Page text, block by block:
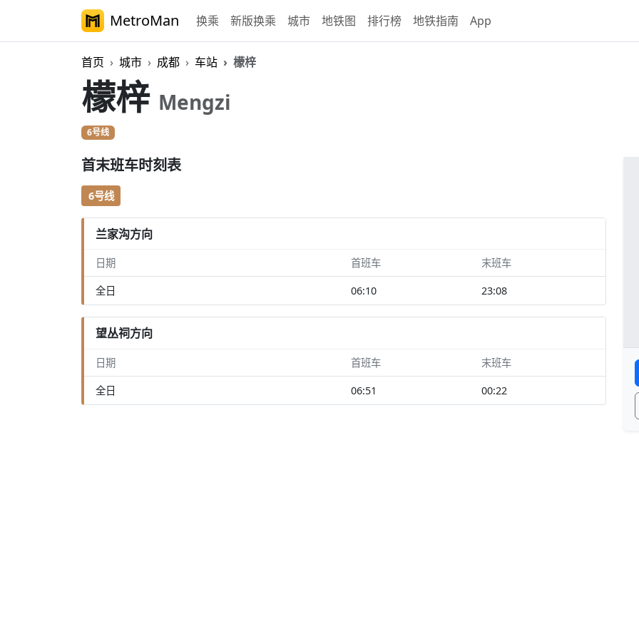
MetroMan 换乘 新版换乘 城市 地铁图 排行榜 地铁指南 App
首页 城市 成都 车站 檬梓
檬梓 Mengzi
6号线
首末班车时刻表
6号线
兰家沟方向
日期 首班车 末班车
全日 06:10 23:08
望丛祠方向
日期 首班车 末班车
全日 06:51 00:22